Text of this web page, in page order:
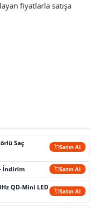
fiyatlarla satışa
Saç
Satın Al
İndirim Satın Al
QD-Mini LED
Satın Al